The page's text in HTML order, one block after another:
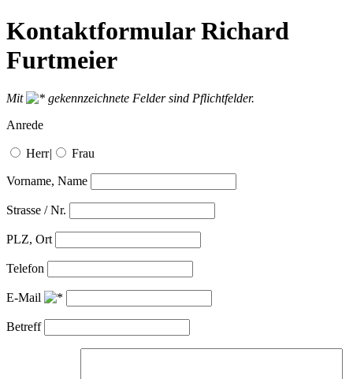
Kontaktformular Richard
Furtmeier
Mit
gekennzeichnete Felder sind Pflichtfelder.
Anrede
Herr| Frau
Vorname, Name
Strasse / Nr.
PLZ, Ort
Telefon
E-Mail
Betreff